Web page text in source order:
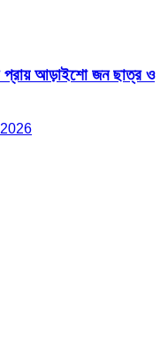
প্রায় আড়াইশো জন ছাত্র ও